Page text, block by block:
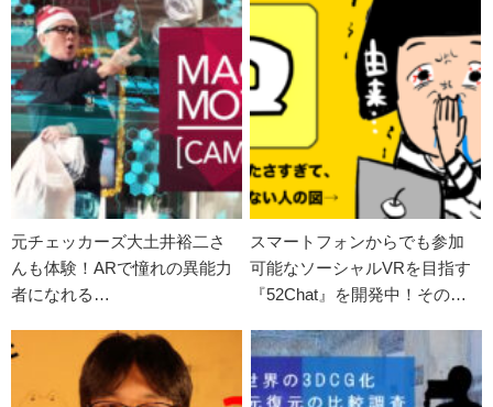
元チェッカーズ大土井裕二さ
んも体験！ARで憧れの異能力
者になれる
スマートフォンからでも参加
可能なソーシャルVRを目指す
『52Chat』を開発中！その知